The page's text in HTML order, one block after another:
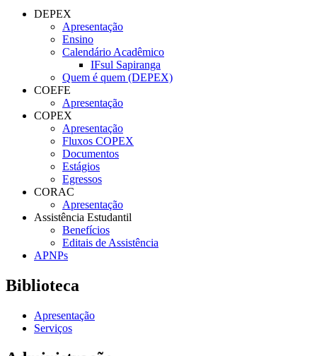
DEPEX
Apresentação
Ensino
Calendário Acadêmico
IFsul Sapiranga
Quem é quem (DEPEX)
COEFE
Apresentação
COPEX
Apresentação
Fluxos COPEX
Documentos
Estágios
Egressos
CORAC
Apresentação
Assistência Estudantil
Benefícios
Editais de Assistência
APNPs
Biblioteca
Apresentação
Serviços